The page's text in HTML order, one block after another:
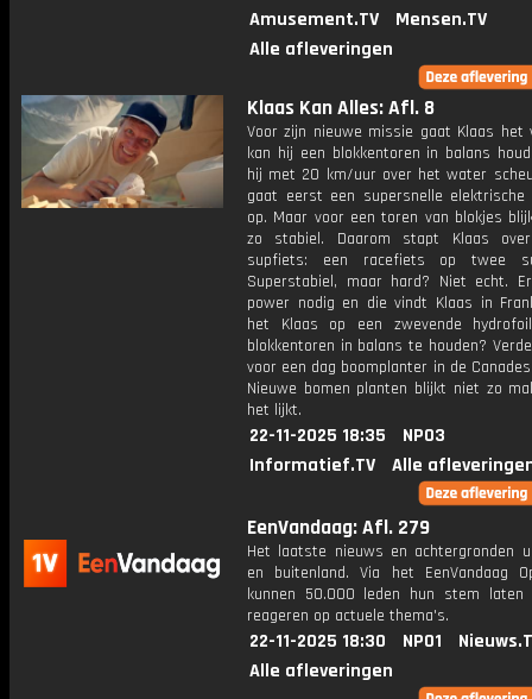
Amusement.TV
Mensen.TV
Alle afleveringen
Klaas Kan Alles: Afl. 8
Voor zijn nieuwe missie gaat Klaas het
kan hij een blokkentoren in balans
hij met 20 km/uur over het water
gaat eerst een supersnelle elektrische
op. Maar voor een toren van blokjes
zo stabiel. Daarom stapt Klaas
supfiets: een racefiets op twee
Superstabiel, maar hard? Niet echt.
power nodig en die vindt Klaas in
het Klaas op een zwevende
blokkentoren in balans te houden?
voor een dag boomplanter in de
Nieuwe bomen planten blijkt niet zo
het lijkt.
22-11-2025 18:35
NPO3
Informatief.TV
Alle
EenVandaag: Afl. 279
Het laatste nieuws en achtergronden
en buitenland. Via het EenVandaag
kunnen 50.000 leden hun stem laten
reageren op actuele thema's.
22-11-2025 18:30 NPO1
Alle afleveringen